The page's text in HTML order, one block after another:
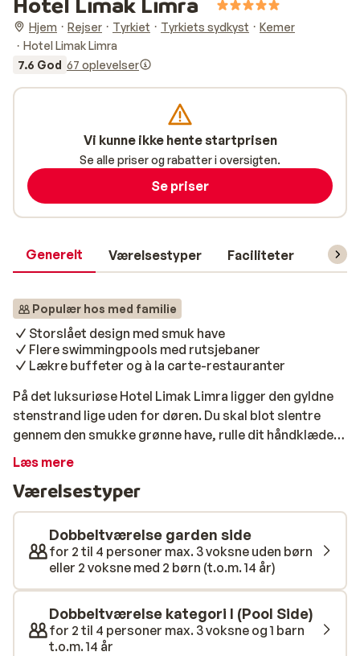
Hjem Rejser Tyrkiet Tyrkiets sydkyst
Kemer
Hotel Limak Limra
7.6 God 67 oplevelser
Generelt Værelsestyper Faciliteter
Populær hos med familie
Storslået design med smuk have
Flere swimmingpools med rutsjebaner
Lækre buffeter og à la carte-restauranter
På det luksuriøse Hotel Limak Limra ligger den gyldne
stenstrand lige uden for døren. Du skal blot slentre
gennem den smukke grønne have, rulle dit håndklæde
på en af solsengene og tage en dukkert i det klare blå
besøge Kemer centrum, kan du hoppe på dolmussen og
være fremme på kort tid. Selv om hotellet er stort, er
der altid muligt at finde et roligt sted at slappe af her.
Haven med både palmer og appelsintræer har mange
skyggefulde steder. Men der er selvfølgelig også
masser af plads til at blive solbrændt i solen. For
eksempel ved en af poolsene, hvor du finder flere sjove
rutsjebaner for store og små. Det er selvfølgelig skønt
at ligge i solen og slappe af, men hvis du gerne vil være
Læs mere
Værelsestyper
Dobbeltværelse garden side
for 2 til 4 personer max. 3 voksne uden børn
eller 2 voksne med 2 børn (t.o.m. 14 år)
Dobbeltværelse kategori I (Pool Side)
for 2 til 4 personer max. 3 voksne og 1 barn
t.o.m. 14 år
Vi kunne ikke hente startprisen
Se alle priser og rabatter i oversigten.
Se priser